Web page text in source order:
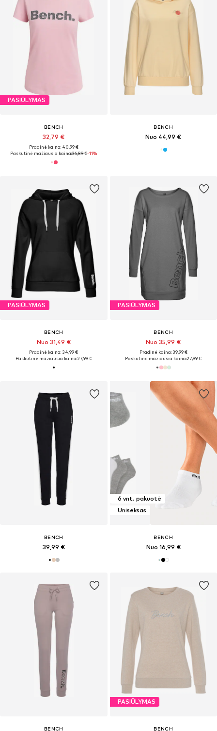
PASIŪLYMAS
BENCH
32,79 €
Pradinė kaina: 40,99 €
Paskutinė mažiausia kaina:36,89 €-11%
BENCH
Nuo 44,99 €
PASIŪLYMAS
BENCH
Nuo 31,49 €
Pradinė kaina: 34,99 €
Paskutinė mažiausia kaina:27,99 €
PASIŪLYMAS
BENCH
Nuo 35,99 €
Pradinė kaina: 39,99 €
Paskutinė mažiausia kaina:27,99 €
BENCH
39,99 €
6 vnt. pakuotė
Uniseksas
BENCH
Nuo 16,99 €
BENCH
PASIŪLYMAS
BENCH